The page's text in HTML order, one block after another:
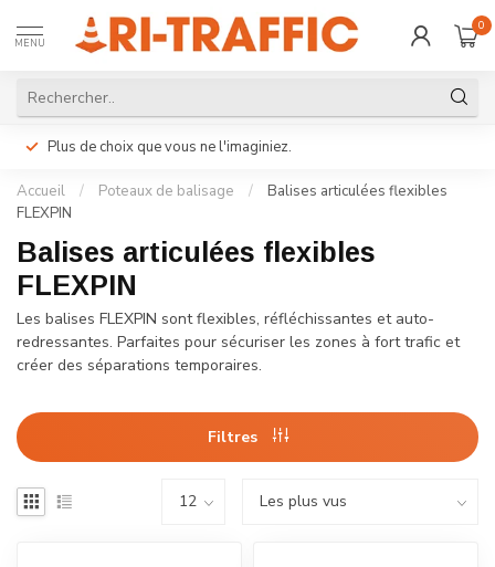
MENU
0
Plus de choix que vous ne l'imaginiez.
Accueil / Poteaux de balisage /
Balises articulées flexibles
FLEXPIN
Balises articulées flexibles
FLEXPIN
Les balises FLEXPIN sont flexibles, réfléchissantes et auto-
redressantes. Parfaites pour sécuriser les zones à fort trafic et
créer des séparations temporaires.
Filtres